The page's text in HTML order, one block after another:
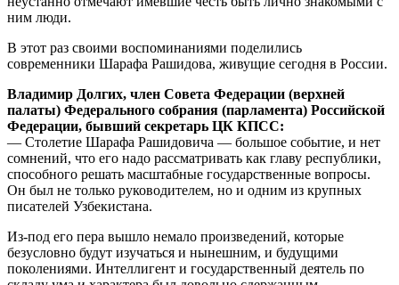
ним люди.
В этот раз своими воспоминаниями поделились
современники Шарафа Рашидова, живущие сегодня в России.
Владимир Долгих, член Совета Федерации (верхней
палаты) Федерального собрания (парламента) Российской
Федерации, бывший секретарь ЦК КПСС:
— Столетие Шарафа Рашидовича — большое событие, и нет
сомнений, что его надо рассматривать как главу республики,
способного решать масштабные государственные вопросы.
Он был не только руководителем, но и одним из крупных
писателей Узбекистана.
Из-под его пера вышло немало произведений, которые
безусловно будут изучаться и нынешним, и будущими
поколениями. Интеллигент и государственный деятель по